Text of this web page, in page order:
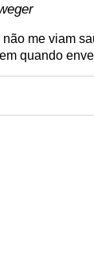
me viam
quando